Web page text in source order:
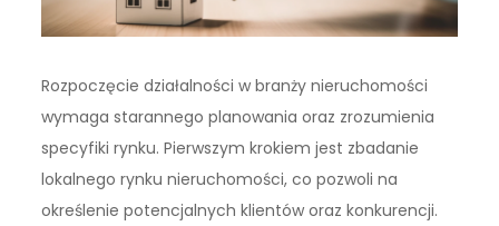
Rozpoczęcie działalności w branży nieruchomości
wymaga starannego planowania oraz zrozumienia
specyfiki rynku. Pierwszym krokiem jest zbadanie
lokalnego rynku nieruchomości, co pozwoli na
określenie potencjalnych klientów oraz konkurencji.